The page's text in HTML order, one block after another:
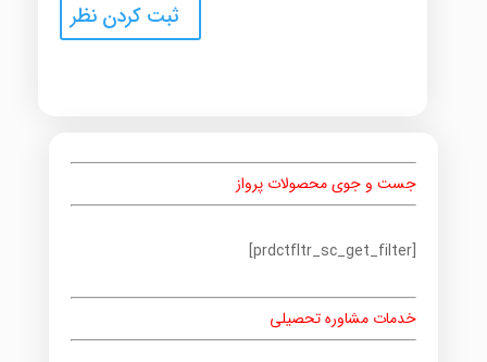
جست و جوی محصولات پرواز
[prdctfltr_sc_get_filter]
خدمات مشاوره تحصیلی